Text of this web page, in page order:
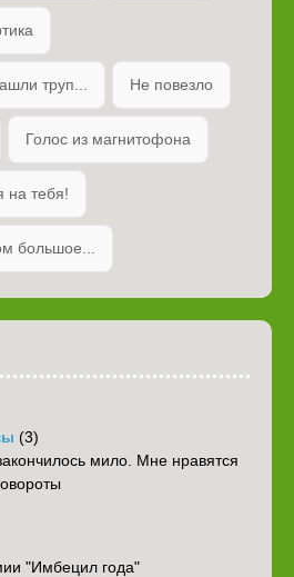
труп... Не повезло
Голос из магнитофона
на тебя!
большое...
(3)
мило. Мне нравятся
"Имбецил года"